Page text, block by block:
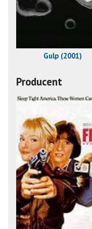
Gulp (2001)
Producent